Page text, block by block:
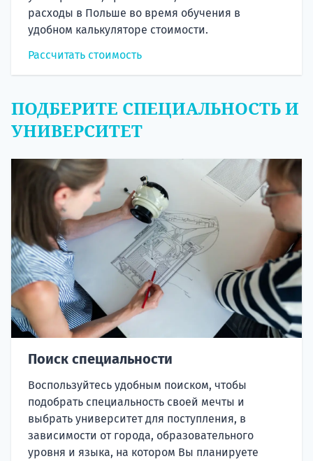
расходы в Польше во время обучения в
удобном калькуляторе стоимости.
Рассчитать стоимость
ПОДБЕРИТЕ СПЕЦИАЛЬНОСТЬ И
УНИВЕРСИТЕТ
Поиск специальности
Воспользуйтесь удобным поиском, чтобы
подобрать специальность своей мечты и
выбрать университет для поступления, в
зависимости от города, образовательного
уровня и языка, на котором Вы планируете